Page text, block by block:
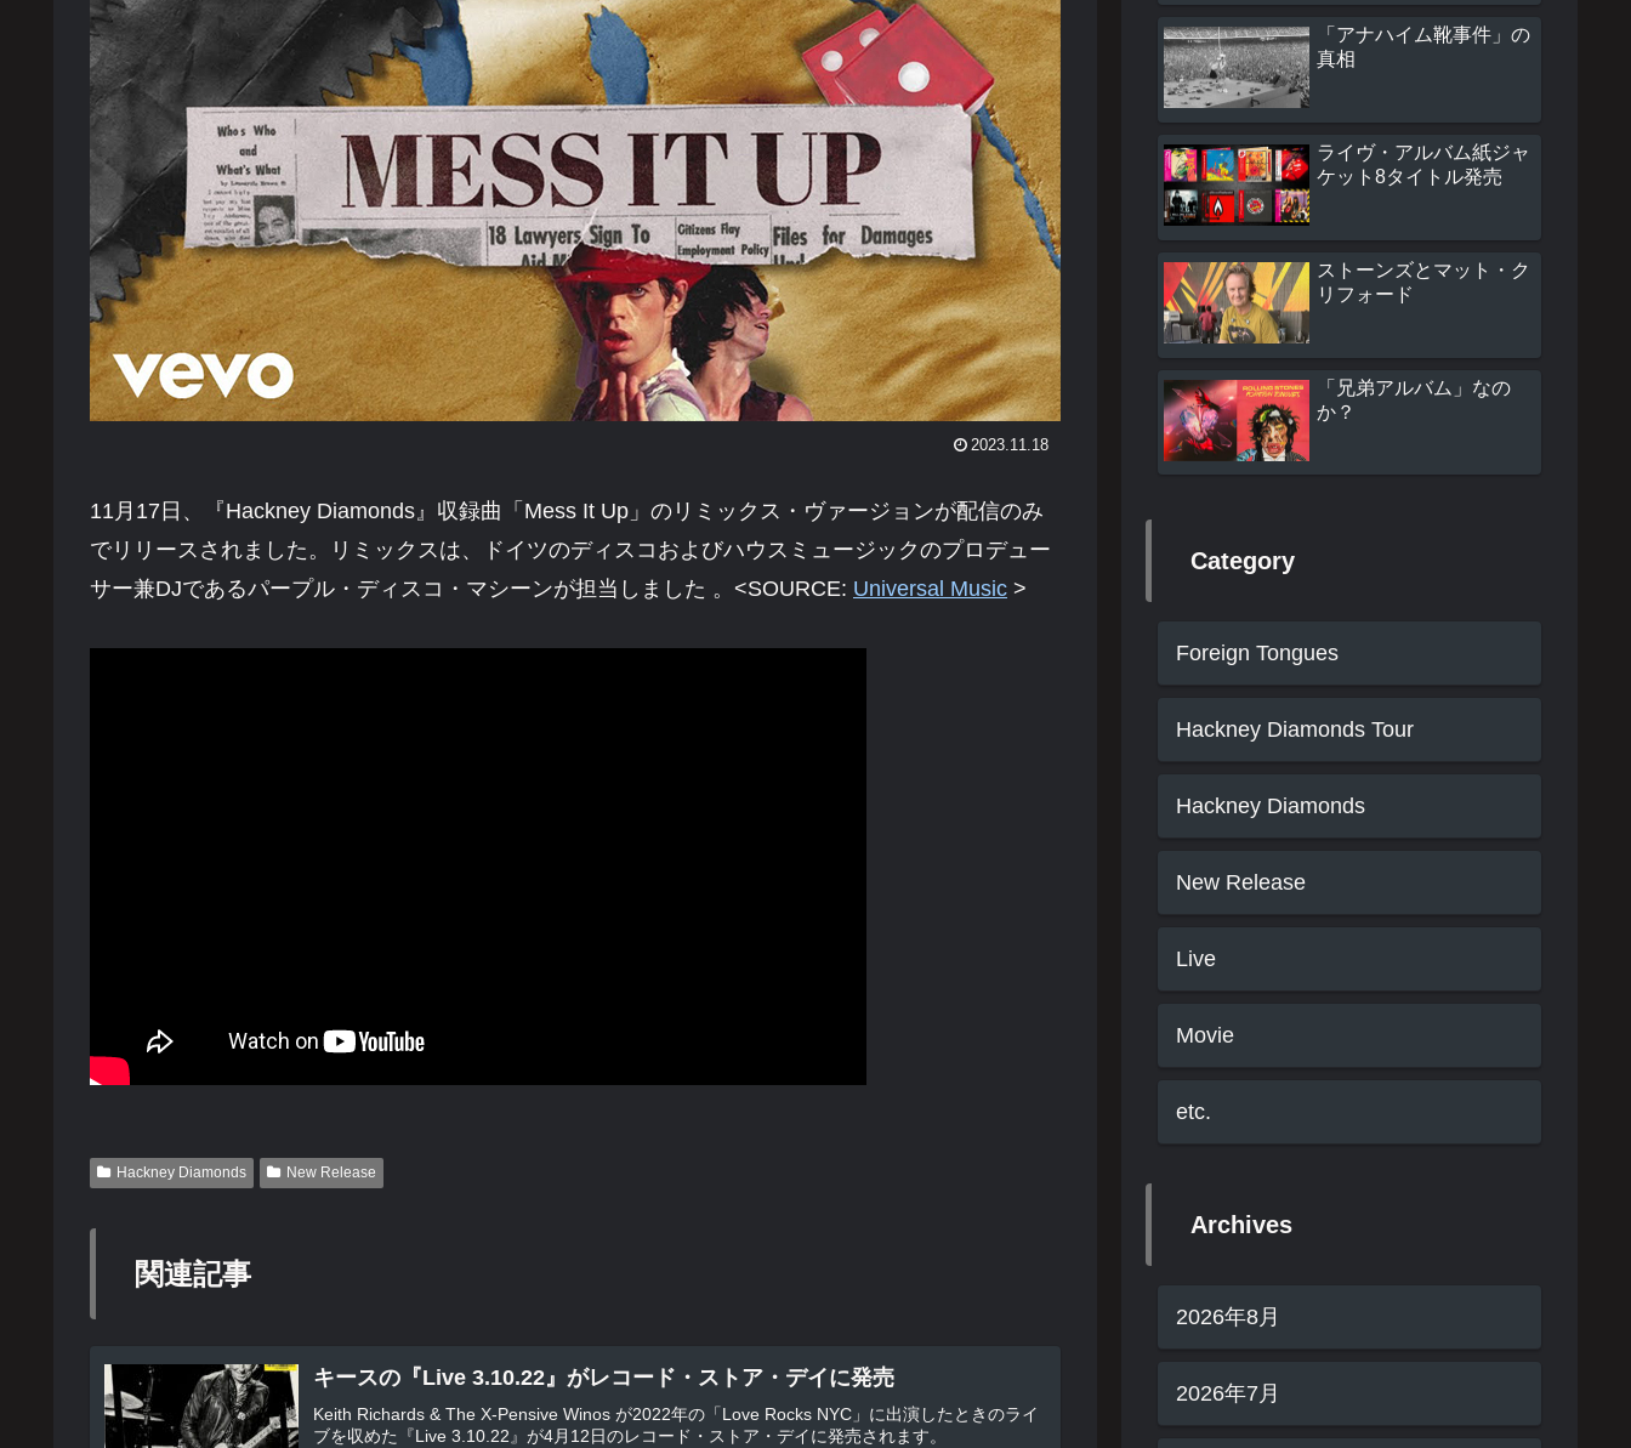
2023.11.18
11月17日、『Hackney Diamonds』収録曲「Mess It Up」のリミックス・ヴァージョンが配信のみ
でリリースされました。リミックスは、ドイツのディスコおよびハウスミュージックのプロデュー
サー兼DJであるパープル・ディスコ・マシーンが担当しました 。<SOURCE: Universal Music >
Hackney Diamonds New Release
関連記事
キースの『Live 3.10.22』がレコード・ストア・デイに発売
Keith Richards & The X-Pensive Winos が2022年の「Love Rocks NYC」に出演したときのライ
ブを収めた『Live 3.10.22』が4月12日のレコード・ストア・デイに発売されます。
「アナハイム靴事件」の
真相
ライヴ・アルバム紙ジャ
ケット8タイトル発売
ストーンズとマット・ク
リフォード
「兄弟アルバム」なの
か？
Category
Foreign Tongues
Hackney Diamonds Tour
Hackney Diamonds
New Release
Live
Movie
etc.
Archives
2026年8月
2026年7月